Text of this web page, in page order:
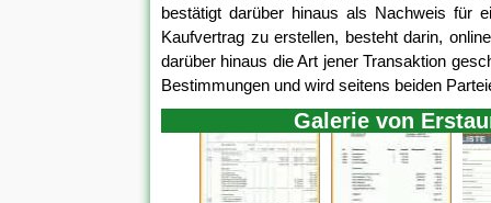
bestätigt darüber hinaus als Nachweis für
Kaufvertrag zu erstellen, besteht darin,
darüber hinaus die Art jener Transaktion
Bestimmungen und wird seitens beiden
Galerie von